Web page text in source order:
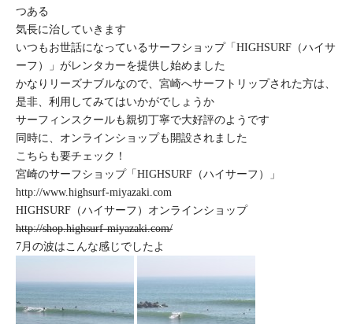
つある
気長に治していきます
いつもお世話になっているサーフショップ「HIGHSURF（ハイサ
ーフ）」がレンタカーを提供し始めました
かなりリーズナブルなので、宮崎へサーフトリップされた方は、
是非、利用してみてはいかがでしょうか
サーフィンスクールも親切丁寧で大好評のようです
同時に、オンラインショップも開設されました
こちらも要チェック！
宮崎のサーフショップ「HIGHSURF（ハイサーフ）」
http://www.highsurf-miyazaki.com
HIGHSURF（ハイサーフ）オンラインショップ
http://shop.highsurf-miyazaki.com/
7月の波はこんな感じでしたよ